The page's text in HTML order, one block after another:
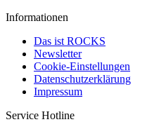
Informationen
Das ist ROCKS
Newsletter
Cookie-Einstellungen
Datenschutzerklärung
Impressum
Service Hotline